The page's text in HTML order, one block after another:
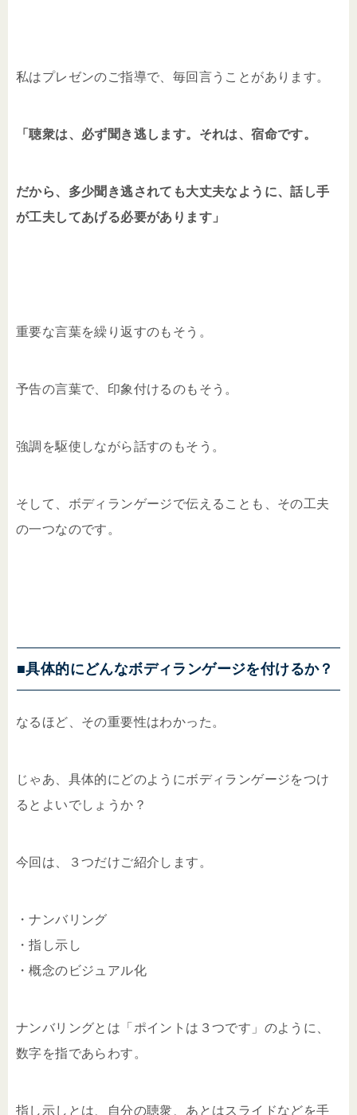
私はプレゼンのご指導で、毎回言うことがあります。
「聴衆は、必ず聞き逃します。それは、宿命です。
だから、多少聞き逃されても大丈夫なように、話し手
が工夫してあげる必要があります」
重要な言葉を繰り返すのもそう。
予告の言葉で、印象付けるのもそう。
強調を駆使しながら話すのもそう。
そして、ボディランゲージで伝えることも、その工夫
の一つなのです。
■具体的にどんなボディランゲージを付けるか？
なるほど、その重要性はわかった。
じゃあ、具体的にどのようにボディランゲージをつけ
るとよいでしょうか？
今回は、３つだけご紹介します。
・ナンバリング
・指し示し
・概念のビジュアル化
ナンバリングとは「ポイントは３つです」のように、
数字を指であらわす。
指し示しとは、自分の聴衆、あとはスライドなどを手